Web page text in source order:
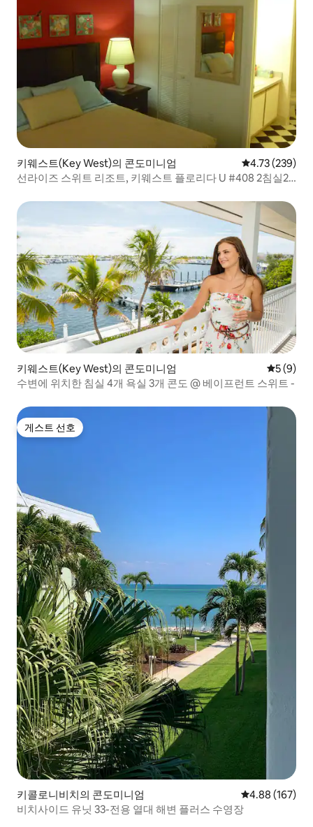
키웨스트(Key West)의 콘도미니엄 평점 4.73점(5
4.73 (239)
선라이즈 스위트 리조트, 키웨스트 플로리다 U #408 2침실2
키웨스트(Key West)의 콘도미니엄 평점 5점
5 (9)
수변에 위치한 침실 4개 욕실 3개 콘도 @ 베이프런트 스위트 -
게스트 선호
게스트 선호
키콜로니비치의 콘도미니엄 평점 4.88점(5
4.88 (167)
비치사이드 유닛 33-전용 열대 해변 플러스 수영장